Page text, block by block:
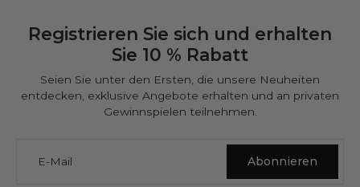
Registrieren Sie sich und erhalten
Sie 10 % Rabatt
Seien Sie unter den Ersten, die unsere Neuheiten
entdecken, exklusive Angebote erhalten und an privaten
Gewinnspielen teilnehmen.
E-Mail Abonnieren